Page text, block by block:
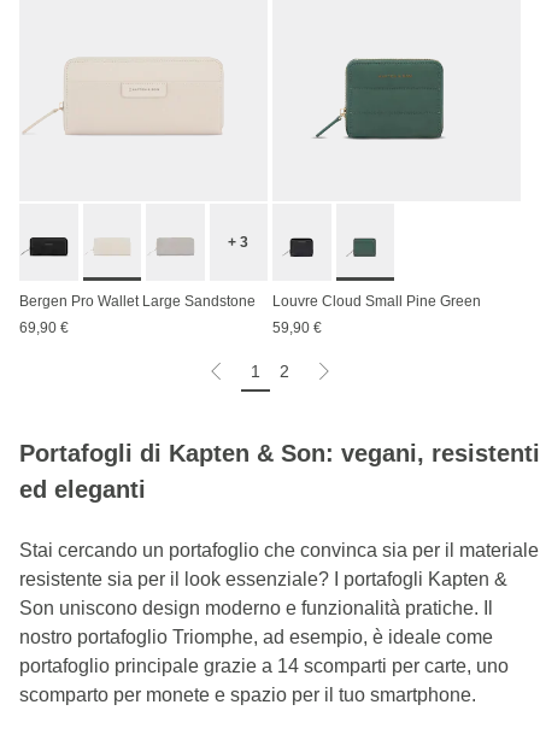
+ 3
Bergen Pro Wallet Large Sandstone
69,90 €
Louvre Cloud Small Pine Green
59,90 €
1 2
Portafogli di Kapten & Son: vegani, resistenti
ed eleganti
Stai cercando un portafoglio che convinca sia per il materiale
resistente sia per il look essenziale? I portafogli Kapten &
Son uniscono design moderno e funzionalità pratiche. Il
nostro portafoglio Triomphe, ad esempio, è ideale come
portafoglio principale grazie a 14 scomparti per carte, uno
scomparto per monete e spazio per il tuo smartphone.